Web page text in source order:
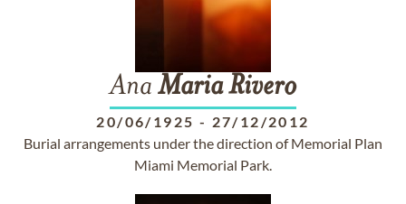
Ana MariaRivero
20/06/1925 - 27/12/2012
Burial arrangements under the direction of Memorial Plan
Miami Memorial Park.